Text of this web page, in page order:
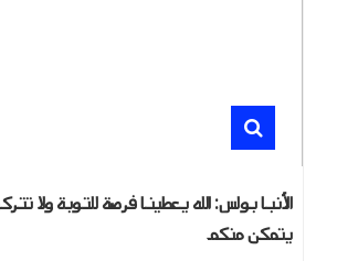
الأنبا بولس: الله يعطينا فرصة للتوبة ولا
يتمكن منكم